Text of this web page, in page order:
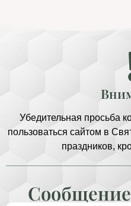
Убедительная просьба
пользоваться сайтом в
праздников,